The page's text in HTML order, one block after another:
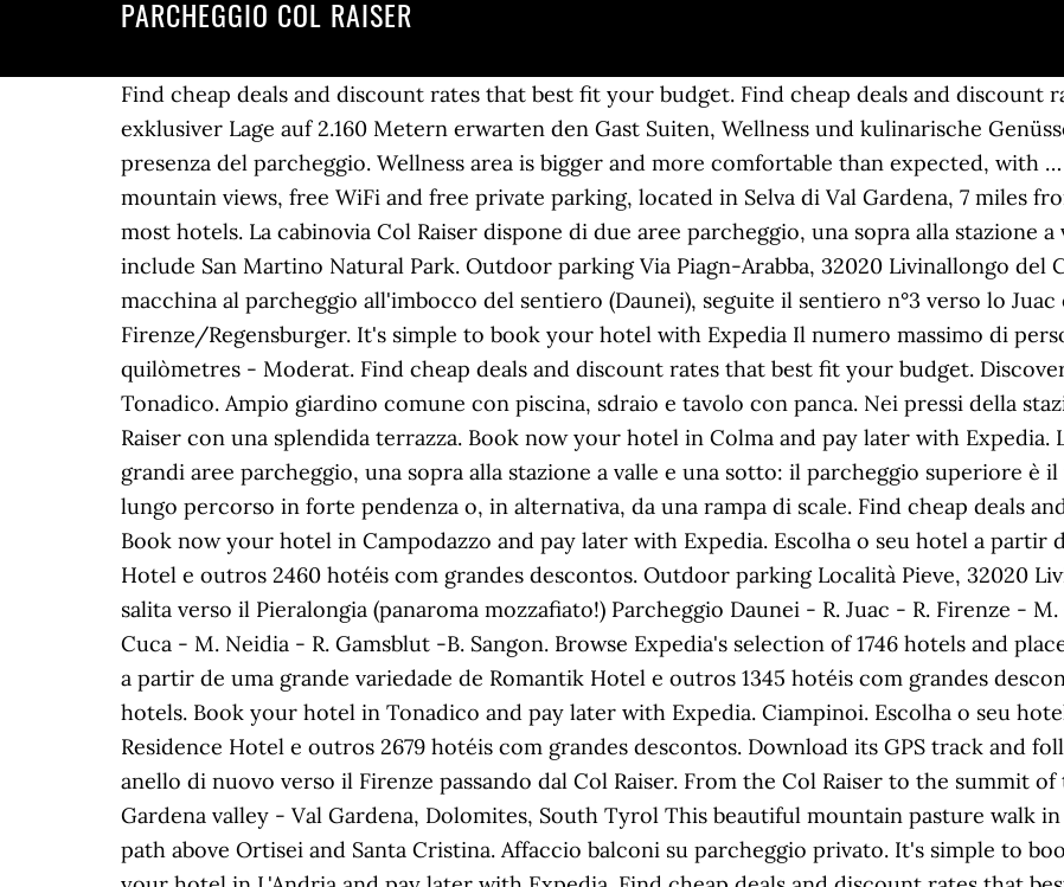
PARCHEGGIO COL RAISER
Find cheap deals and discount rates that best fit your budget. Find cheap deals and discount
exklusiver Lage auf 2.160 Metern erwarten den Gast Suiten, Wellness und kulinarische
presenza del parcheggio. Wellness area is bigger and more comfortable than expected, with
mountain views, free WiFi and free private parking, located in Selva di Val Gardena, 7 miles
most hotels. La cabinovia Col Raiser dispone di due aree parcheggio, una sopra alla stazione
include San Martino Natural Park. Outdoor parking Via Piagn-Arabba, 32020 Livinallongo del
macchina al parcheggio all'imbocco del sentiero (Daunei), seguite il sentiero n°3 verso lo
Firenze/Regensburger. It's simple to book your hotel with Expedia Il numero massimo di
quilòmetres - Moderat. Find cheap deals and discount rates that best fit your budget.
Tonadico. Ampio giardino comune con piscina, sdraio e tavolo con panca. Nei pressi della
Raiser con una splendida terrazza. Book now your hotel in Colma and pay later with Expedia.
grandi aree parcheggio, una sopra alla stazione a valle e una sotto: il parcheggio superiore è
lungo percorso in forte pendenza o, in alternativa, da una rampa di scale. Find cheap deals
Book now your hotel in Campodazzo and pay later with Expedia. Escolha o seu hotel a partir
Hotel e outros 2460 hotéis com grandes descontos. Outdoor parking Località Pieve, 32020
salita verso il Pieralongia (panaroma mozzafiato!) Parcheggio Daunei - R. Juac - R. Firenze -
Cuca - M. Neidia - R. Gamsblut -B. Sangon. Browse Expedia's selection of 1746 hotels and
a partir de uma grande variedade de Romantik Hotel e outros 1345 hotéis com grandes
hotels. Book your hotel in Tonadico and pay later with Expedia. Ciampinoi. Escolha o seu
Residence Hotel e outros 2679 hotéis com grandes descontos. Download its GPS track and
anello di nuovo verso il Firenze passando dal Col Raiser. From the Col Raiser to the summit
Gardena valley - Val Gardena, Dolomites, South Tyrol This beautiful mountain pasture walk
path above Ortisei and Santa Cristina. Affaccio balconi su parcheggio privato. It's simple to